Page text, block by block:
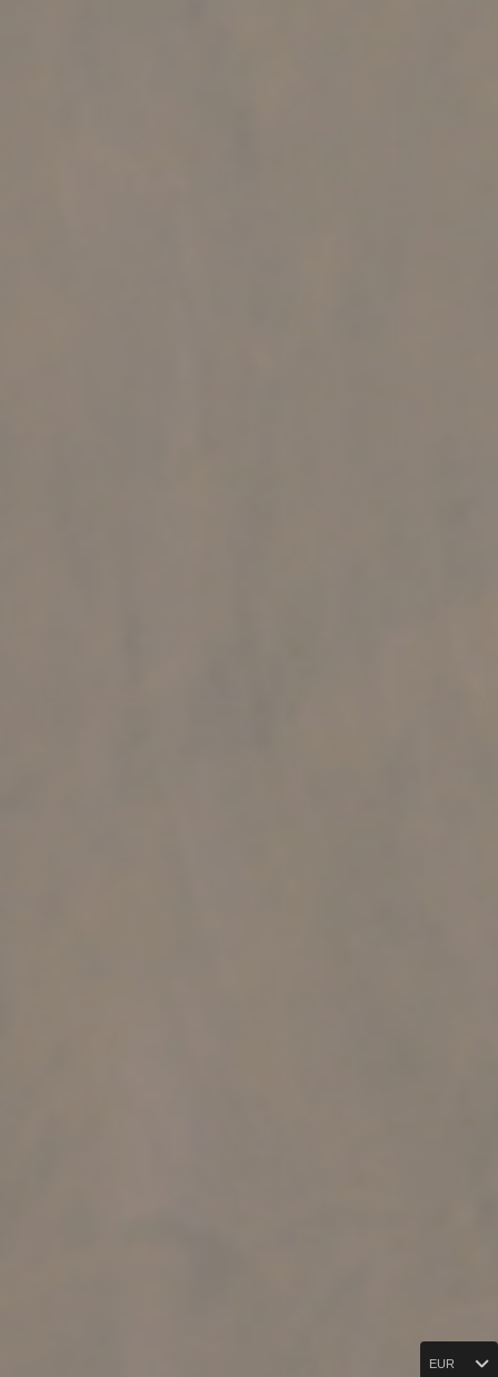
EUR